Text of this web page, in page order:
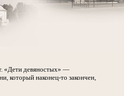
«Дети девяностых» —
который наконец-то закончен,